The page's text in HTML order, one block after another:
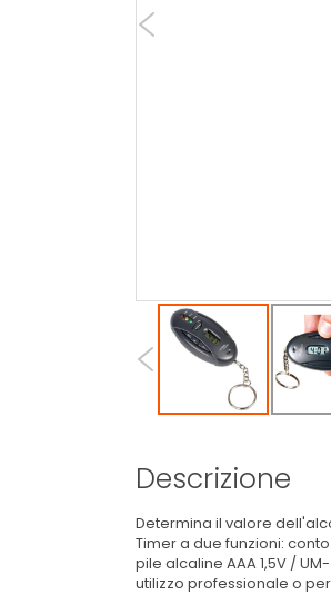
Descrizione
Determina il valore
Timer a due funzioni:
pile alcaline AAA 1,5V /
utilizzo professionale o